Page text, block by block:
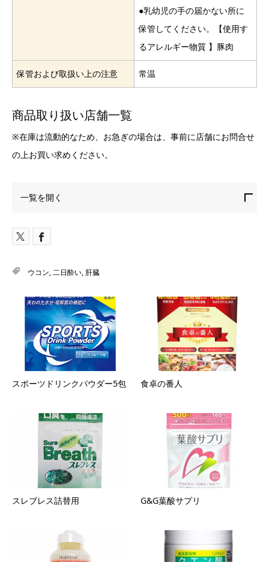
●乳幼児の手の届かない所に
保管してください。【使用す
るアレルギー物質 】豚肉
保管および取扱い上の注意 常温
商品取り扱い店舗一覧
※在庫は流動的なため、お急ぎの場合は、事前に店舗にお問合せ
の上お買い求めください。
一覧を開く
ウコン,二日酔い, 肝臓
スポーツドリンクパウダー5包 食卓の番人
スレブレス詰替用 G&G葉酸サプリ